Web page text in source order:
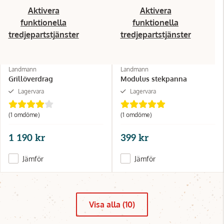
Aktivera
funktionella
tredjepartstjänster
Landmann
Grillöverdrag
Lagervara
(1 omdöme)
1 190 kr
Jämför
Aktivera
funktionella
tredjepartstjänster
Landmann
Modulus stekpanna
Lagervara
(1 omdöme)
399 kr
Jämför
Visa alla (10)